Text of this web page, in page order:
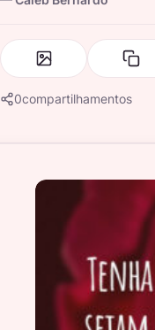
0compartilhamentos